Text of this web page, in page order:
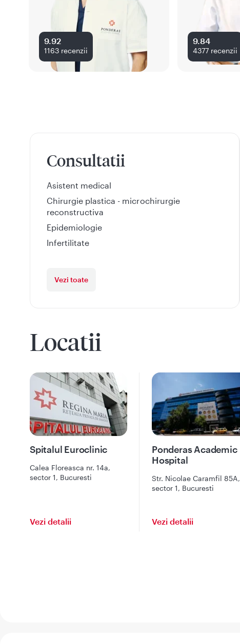
9.92
1163 recenzii
9.84
4377 recenzii
Consultatii
Asistent medical
Chirurgie plastica - microchirurgie
reconstructiva
Epidemiologie
Infertilitate
Vezi toate
Locatii
Spitalul Euroclinic
Calea Floreasca nr. 14a,
sector 1, Bucuresti
Vezi detalii
Ponderas Academic
Hospital
Str. Nicolae Caramfil 85A,
sector 1, Bucuresti
Vezi detalii